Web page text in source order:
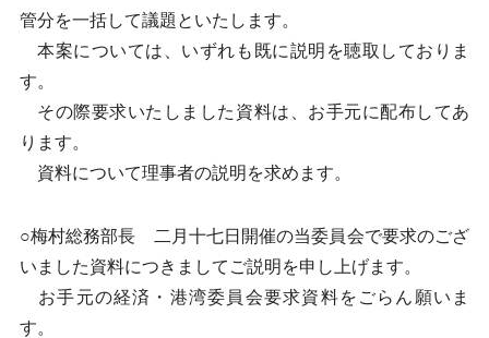
管分を一括して議題といたします。
本案については、いずれも既に説明を聴取しておりま
す。
その際要求いたしました資料は、お手元に配布してあ
ります。
資料について理事者の説明を求めます。
○梅村総務部長 二月十七日開催の当委員会で要求のござ
いました資料につきましてご説明を申し上げます。
お手元の経済・港湾委員会要求資料をごらん願いま
す。